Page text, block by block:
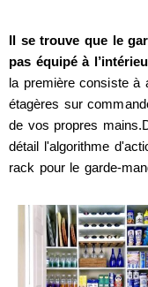
Il se trouve que le
pas équipé à
la première consiste à
étagères sur
de vos propres
détail l'algorithme
rack pour le garde-